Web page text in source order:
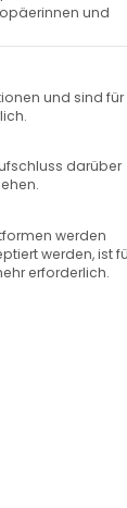
und
eine
und sind
darüber
werden
werden, ist
erforderlich.